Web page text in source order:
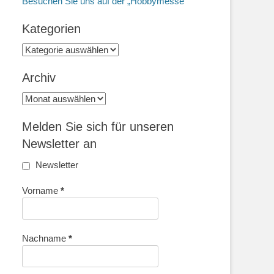
Kategorien
Kategorien
Archiv
Archiv
Melden Sie sich für unseren
Newsletter an
Newsletter
Vorname *
Nachname *